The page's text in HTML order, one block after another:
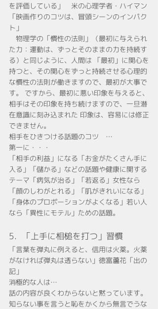
を評価している」　米の心理学者・ハイマン
「映画作りのコツは、冒頭シーンのインパク
ト」
物理学の「慣性の法則」（最初に与えられ
た力：運動は、ずっとそのままの力を持続す
る）と同じように、人間は 「最初」に関心を
持つと、その関心をずっと持続させる心理的
な慣性の法則が働きますので、最初が大事で
す。 ですから、最初に悪い印象を与えると、
相手はその印象を持ち続けますので、一旦潜
在意識に刻み込まれた 印象は、容易には修正
できません。
相手をひきつける話題のコツ　…
第一に・・・
「相手の利益」になる「お金がたくさん手に
入る」「儲かる」などの話題や健康に関する
テーマ「病気が治る」「若返る」女性なら
「顔のしわがとれる」「肌がきれいになる」
「身体のプロポーションがよくなる」若い人
なら「異性にモテル」ための話題。
5．「上手に相槌を打つ」習慣
「言葉を弾丸に例えると、信用は火薬。火薬
がなければ弾丸は透らない」徳富蘆花「出の
記」
消極的な人は…
話の内容が良くわからないと黙っています。
知らない事を言うと恥をかくから無言でうな